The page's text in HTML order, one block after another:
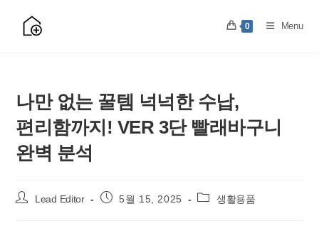
0 Menu
나만 없는 꿀템 넉넉한 수납,
편리함까지! VER 3단 빨래바구니
완벽 분석
Post
Lead Editor
Post 5월 15, 2025
Post 생활용품